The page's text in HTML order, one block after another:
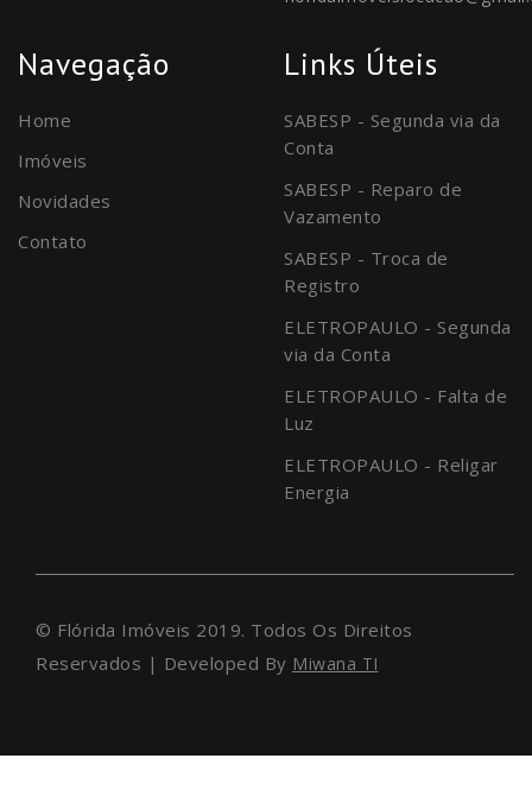
Navegação
Home
Imóveis
Novidades
Contato
Links Úteis
SABESP - Segunda via da
Conta
SABESP - Reparo de
Vazamento
SABESP - Troca de
Registro
ELETROPAULO - Segunda
via da Conta
ELETROPAULO - Falta de
Luz
ELETROPAULO - Religar
Energia
© Flórida Imóveis 2019. Todos Os Direitos
Reservados | Developed By Miwana TI